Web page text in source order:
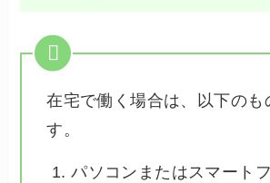
在宅で働く場合は、以下のも
す。
パソコンまたはスマート